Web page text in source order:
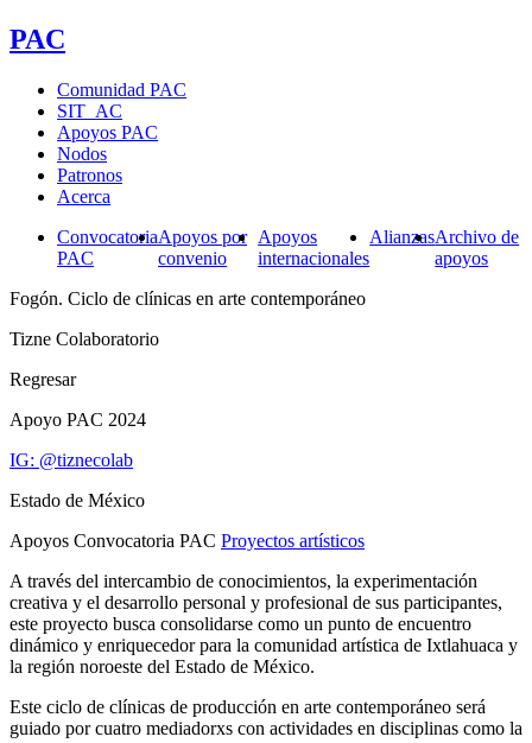
PAC
Comunidad PAC
SIT_AC
Apoyos PAC
Nodos
Patronos
Acerca
Convocatoria
PAC
Apoyos por
convenio
Apoyos
internacionales
AlianzasArchivo de
apoyos
Fogón. Ciclo de clínicas en arte contemporáneo
Tizne Colaboratorio
Regresar
Apoyo PAC 2024
IG: @tiznecolab
Estado de México
Apoyos Convocatoria PAC Proyectos artísticos
A través del intercambio de conocimientos, la experimentación
creativa y el desarrollo personal y profesional de sus participantes,
este proyecto busca consolidarse como un punto de encuentro
dinámico y enriquecedor para la comunidad artística de Ixtlahuaca y
la región noroeste del Estado de México.
Este ciclo de clínicas de producción en arte contemporáneo será
guiado por cuatro mediadorxs con actividades en disciplinas como la